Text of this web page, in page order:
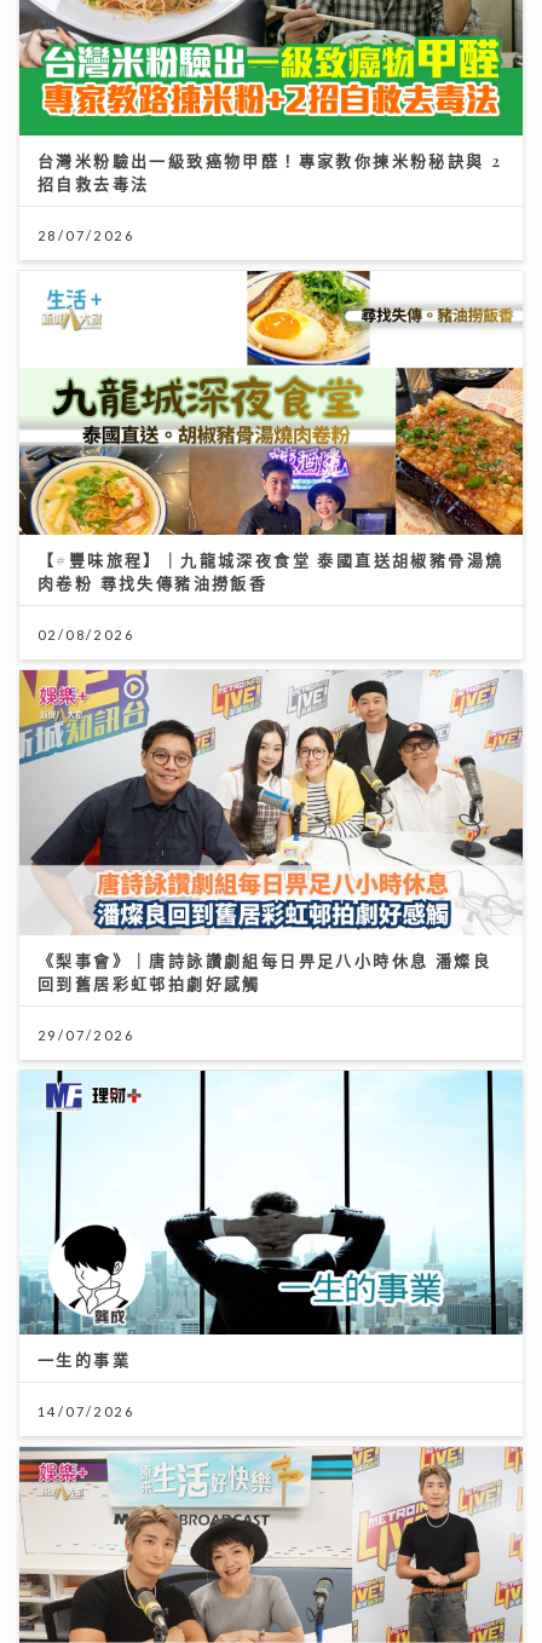
28/07/2026
【#豐味旅程】｜九龍城深夜食堂 泰國直送胡椒豬骨湯燒
肉卷粉 尋找失傳豬油撈飯香
02/08/2026
《梨事會》｜唐詩詠讚劇組每日畀足八小時休息 潘燦良
回到舊居彩虹邨拍劇好感觸
29/07/2026
一生的事業
14/07/2026
《原來生活好快樂》｜張馳豪大嘆拍劇未獻熒幕初吻 新
歌《樂活道》玩出新鮮感唱功大有進步
04/08/2026